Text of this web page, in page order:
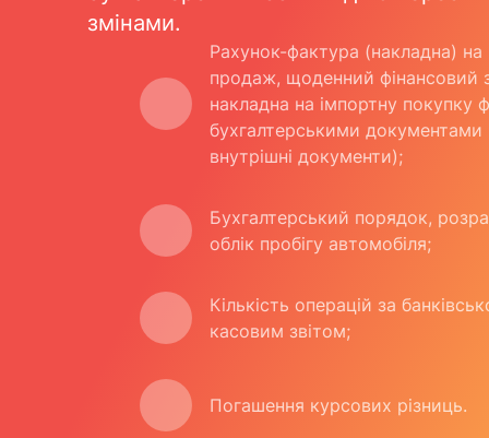
змінами.
Рахунок-фактура (накладна) на
продаж, щоденний фінансовий
накладна на імпортну покупку
бухгалтерськими
внутрішні документи);
Бухгалтерський порядок,
облік пробігу автомобіля;
Кількість операцій за
касовим звітом;
Погашення курсових різниць.